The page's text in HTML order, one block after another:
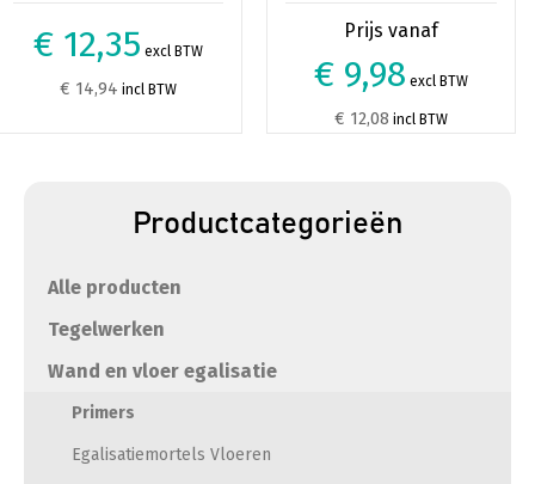
€ 12,35 excl BTW
€ 14,94 incl BTW € 9,98 excl BTW
€ 12,08 incl BTW
Productcategorieën
Alle producten
Tegelwerken
Wand en vloer egalisatie
Primers
Egalisatiemortels Vloeren